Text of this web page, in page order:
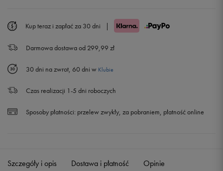
XL
Kup teraz i zapłać za 30 dni |
Darmowa dostawa od 299,99 zł
30 dni na zwrot, 60 dni w Klubie
Czas realizacji 1-5 dni roboczych
Sposoby płatności: przelew zwykły, za pobraniem, płatność online
Szczegóły i opis Dostawa i płatność Opinie